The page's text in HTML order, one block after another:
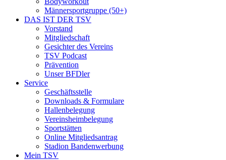
Männersportgruppe (50+)
DAS IST DER TSV
Vorstand
Mitgliedschaft
Gesichter des Vereins
TSV Podcast
Prävention
Unser BFDler
Service
Geschäftsstelle
Downloads & Formulare
Hallenbelegung
Vereinsheimbelegung
Sportstätten
Online Mitgliedsantrag
Stadion Bandenwerbung
Mein TSV